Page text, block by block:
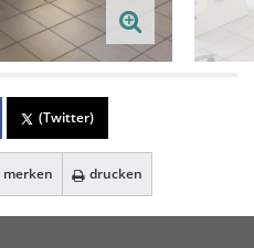
(Twitter)
merken drucken